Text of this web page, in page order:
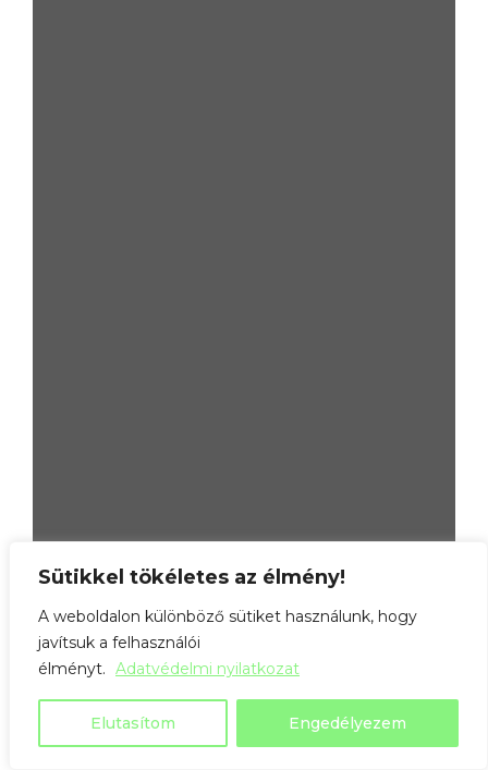
Sütikkel tökéletes az élmény!
A weboldalon különböző sütiket használunk, hogy
javítsuk a felhasználói
élményt. Adatvédelmi nyilatkozat
Elutasítom Engedélyezem